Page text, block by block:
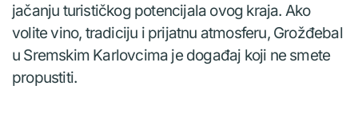
jačanju turističkog potencijala ovog kraja. Ako
volite vino, tradiciju i prijatnu atmosferu, Grožđebal
u Sremskim Karlovcima je događaj koji ne smete
propustiti.